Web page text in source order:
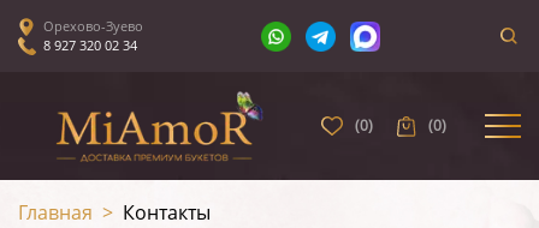
Орехово-Зуево
8 927 320 02 34
(0) (0)
Главная > Контакты